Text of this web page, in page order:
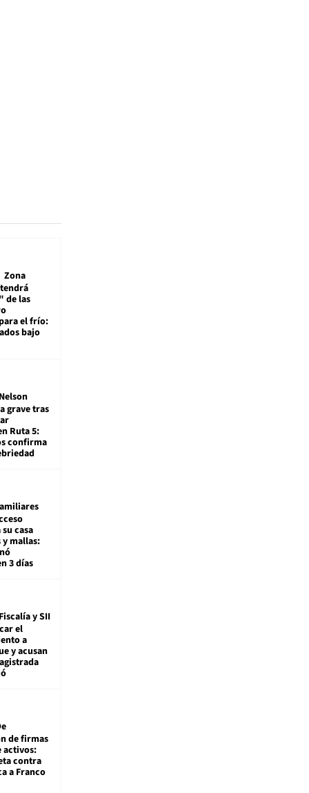
Zona
de las
el frío:
bajo
Nelson
grave tras
Ruta 5:
confirma
casa
mallas:
3 días
Fiscalía y SII
el
a
y acusan
de firmas
activos:
contra
a Franco